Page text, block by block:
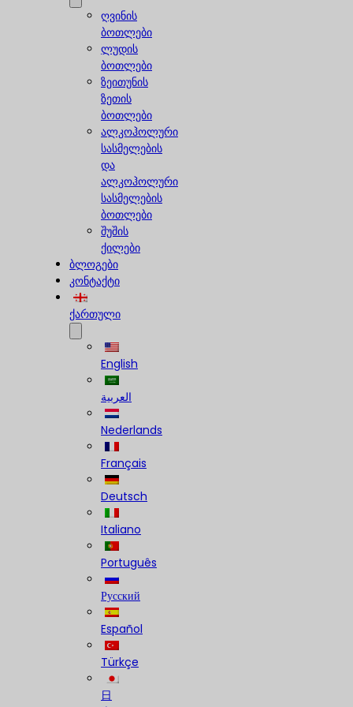
ღვინის
ბოთლები
ლუდის
ბოთლები
ზეითუნის
ზეთის
ბოთლები
ალკოჰოლური
სასმელების
და
ალკოჰოლური
სასმელების
ბოთლები
შუშის
ქილები
ბლოგები
კონტაქტი
ქართული
English
العربية
Nederlands
Français
Deutsch
Italiano
Português
Русский
Español
Türkçe
日